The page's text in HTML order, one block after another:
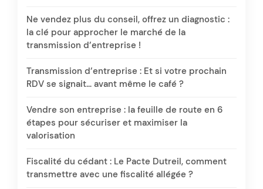
Ne vendez plus du conseil, offrez un diagnostic :
la clé pour approcher le marché de la
transmission d’entreprise !
Transmission d’entreprise : Et si votre prochain
RDV se signait… avant même le café ?
Vendre son entreprise : la feuille de route en 6
étapes pour sécuriser et maximiser la
valorisation
Fiscalité du cédant : Le Pacte Dutreil, comment
transmettre avec une fiscalité allégée ?